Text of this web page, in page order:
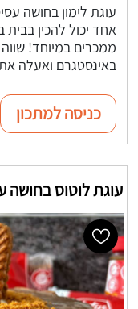
עוגת לימון בחושה
אחד יכול להכין
ממכרים במיוחד!
באינסטגרם ואעלה
כניסה למתכון
עוגת לוטוס בחושה